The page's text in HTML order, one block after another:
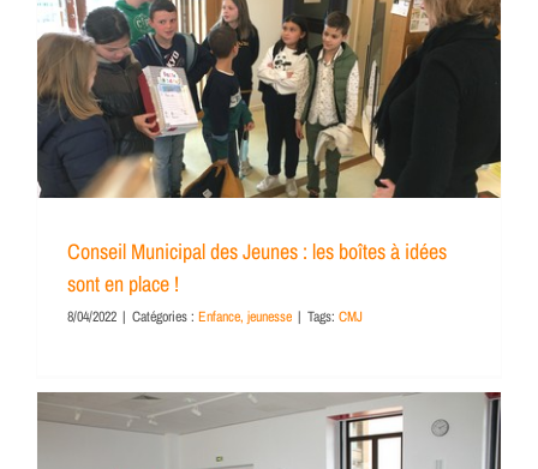
Conseil Municipal des Jeunes : les boîtes à idées
sont en place !
8/04/2022 | Catégories : Enfance, jeunesse | Tags: CMJ